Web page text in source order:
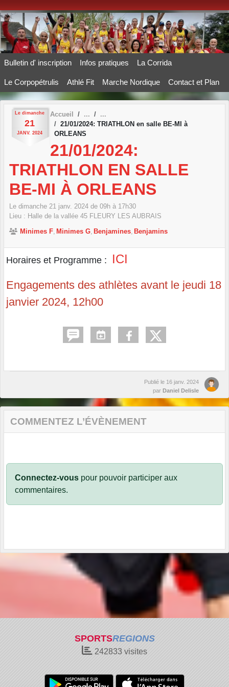
Bulletin d' inscription Infos pratiques La Corrida
Le Corpopétrulis Athlé Fit Marche Nordique Contact et Plan
Le dimanche
21
JANV. 2024
Accueil
21/01/2024: TRIATHLON en salle BE-MI à
ORLEANS
21/01/2024:
TRIATHLON EN SALLE
BE-MI À ORLEANS
Le dimanche 21 janv. 2024 de 09h à 17h30
Lieu : Halle de la vallée 45 FLEURY LES AUBRAIS
Minimes F Minimes G Benjamines Benjamins
Horaires et Programme : ICI
Engagements des athlètes avant le jeudi 18
janvier 2024, 12h00
Publié le 16 janv. 2024
par Daniel Delisle
COMMENTEZ L’ÉVÈNEMENT
Connectez-vous pour pouvoir participer aux
commentaires.
SPORTSREGIONS
242833 visites